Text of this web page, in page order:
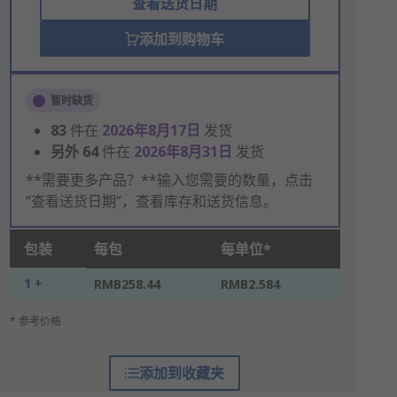
添加到购物车
暂时缺货
83 件在 2026年8月17日 发货
另外 64件在 2026年8月31日 发货
**需要更多产品？**输入您需要的数量，点击
“查看送货日期”，查看库存和送货信息。
包装 每包 每单位*
1 + RMB258.44 RMB2.584
* 参考价格
添加到收藏夹